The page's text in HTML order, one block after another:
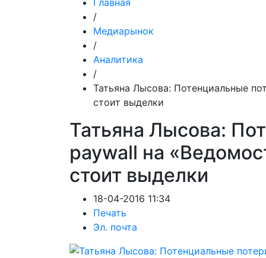
Главная
/
Медиарынок
/
Аналитика
/
Татьяна Лысова: Потенциальные
стоит выделки
Татьяна Лысова:
paywall на
стоит выделки
18-04-2016 11:34
Печать
Эл. почта